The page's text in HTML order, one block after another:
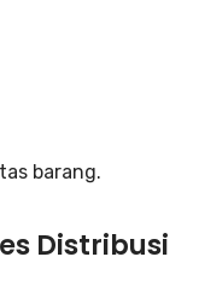
barang.
Distribusi